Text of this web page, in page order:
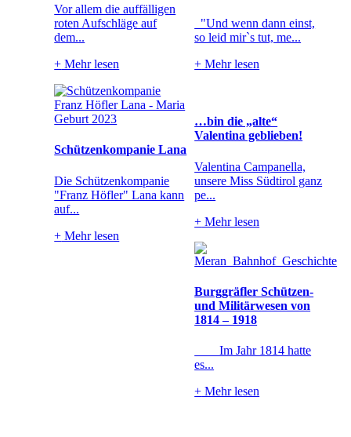
Vor allem die auffälligen
roten Aufschläge auf
dem...
+ Mehr lesen
"Und wenn dann einst,
so leid mir`s tut, me...
+ Mehr lesen
Schützenkompanie Lana
Die Schützenkompanie
"Franz Höfler" Lana kann
auf...
+ Mehr lesen
…bin die „alte“
Valentina geblieben!
Valentina Campanella,
unsere Miss Südtirol ganz
pe...
+ Mehr lesen
Burggräfler Schützen-
und Militärwesen von
1814 – 1918
Im Jahr 1814 hatte
es...
+ Mehr lesen